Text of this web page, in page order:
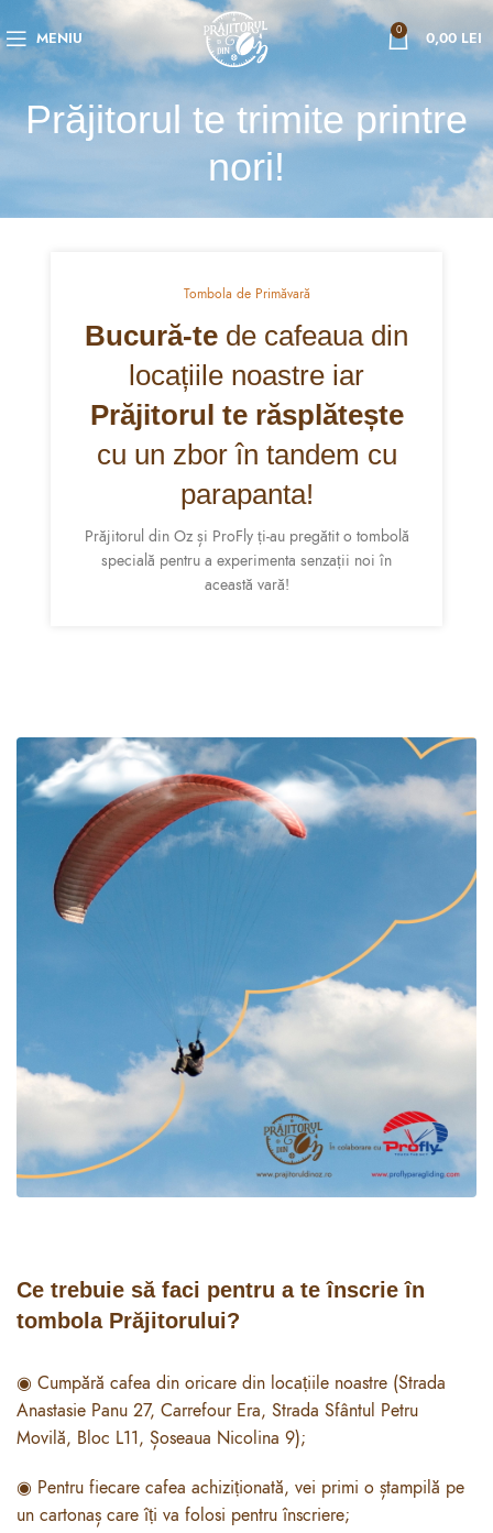
MENIU 0 0,00LEI
Prăjitorul te trimite printre
nori!
Tombola de Primăvară
Bucură-te de cafeaua din
locațiile noastre iar
Prăjitorul te răsplătește
cu un zbor în tandem cu
parapanta!
Prăjitorul din Oz și ProFly ți-au pregătit o tombolă
specială pentru a experimenta senzații noi în
această vară!
Ce trebuie să faci pentru a te înscrie în
tombola Prăjitorului?
◉ Cumpără cafea din oricare din locațiile noastre (Strada
Anastasie Panu 27, Carrefour Era, Strada Sfântul Petru
Movilă, Bloc L11, Șoseaua Nicolina 9);
◉ Pentru fiecare cafea achiziționată, vei primi o ștampilă pe
un cartonaș care îți va folosi pentru înscriere;